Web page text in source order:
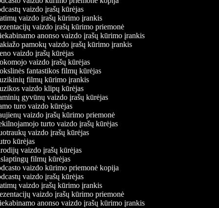
vaizdo įrašų kūrėjas
vaizdo įrašų kūrimo įrankis
vaizdo įrašų kūrimo priemonė
anonso vaizdo įrašų kūrimo įrankis
pamokų vaizdo įrašų kūrimo įrankis
vaizdo įrašų kūrėjas
vaizdo įrašų kūrėjas
fantastikos filmų kūrėjas
filmų kūrimo įrankis
vaizdo klipų kūrėjas
gyvūnų vaizdo įrašų kūrėjas
turo vaizdo kūrėjas
vaizdo įrašų kūrimo priemonė
turto vaizdo įrašų kūrėjas
vaizdo įrašų kūrėjas
kūrėjas
vaizdo įrašų kūrėjas
filmų kūrėjas
vaizdo kūrimo priemonė kopija
vaizdo įrašų kūrėjas
vaizdo įrašų kūrimo įrankis
vaizdo įrašų kūrimo priemonė
anonso vaizdo įrašų kūrimo įrankis